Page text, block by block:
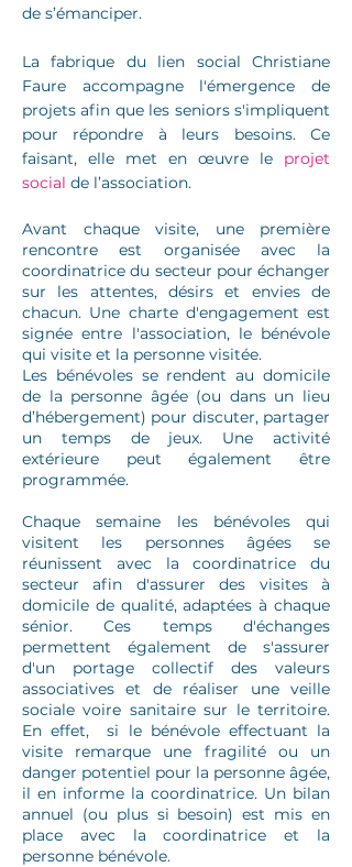
de s’émanciper.
La fabrique du lien social Christiane
Faure accompagne l'émergence de
projets afin que les seniors s'impliquent
pour répondre à leurs besoins. Ce
faisant, elle met en œuvre le projet
social de l’association.
Avant chaque visite, une première
rencontre est organisée avec la
coordinatrice du secteur pour échanger
sur les attentes, désirs et envies de
chacun. Une charte d'engagement est
signée entre l'association, le bénévole
qui visite et la personne visitée.
Les bénévoles se rendent au domicile
de la personne âgée (ou dans un lieu
d’hébergement) pour discuter, partager
un temps de jeux. Une activité
extérieure peut également être
programmée.
Chaque semaine les bénévoles qui
visitent les personnes âgées se
réunissent avec la coordinatrice du
secteur afin d'assurer des visites à
domicile de qualité, adaptées à chaque
sénior. Ces temps d'échanges
permettent également de s'assurer
d'un portage collectif des valeurs
associatives et de réaliser une veille
sociale voire sanitaire sur le territoire.
En effet, si le bénévole effectuant la
visite remarque une fragilité ou un
danger potentiel pour la personne âgée,
il en informe la coordinatrice. Un bilan
annuel (ou plus si besoin) est mis en
place avec la coordinatrice et la
personne bénévole.